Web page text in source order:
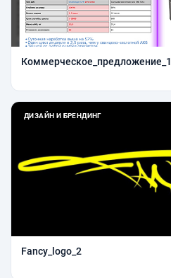
Коммерческое_предложение_1
ДИЗАЙН И БРЕНДИНГ
Fancy_logo_2